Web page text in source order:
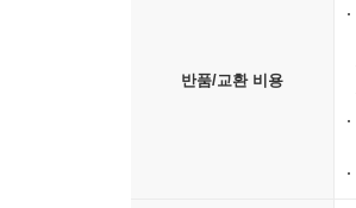
반품/교환 비용